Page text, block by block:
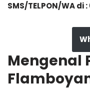
SMS/TELPON/WA di
Mengenal